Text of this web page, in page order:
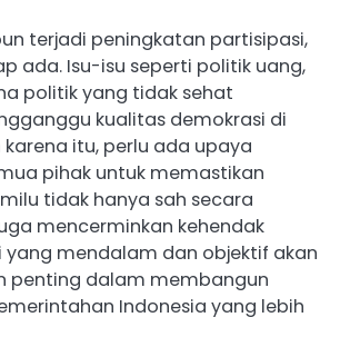
terjadi peningkatan partisipasi,
ada. Isu-isu seperti politik uang,
politik yang tidak sehat
kualitas demokrasi di
karena itu, perlu ada upaya
pihak untuk memastikan
tidak hanya sah secara
mencerminkan kehendak
yang mendalam dan objektif akan
penting dalam membangun
Indonesia yang lebih